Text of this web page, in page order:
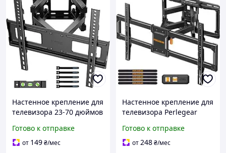
Настенное крепление для
телевизора 23-70 дюймов
45 кг с VESA 400x400 мм
Готово к отправке
от 149₴/мес
Настенное крепление для
телевизора Perlegear
наклонно-поворотное
черное VESA 600x400 мм
Готово к отправке
от248₴/мес